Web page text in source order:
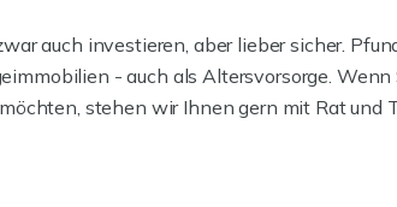
auch investieren, aber lieber sicher.
- auch als Altersvorsorge.
stehen wir Ihnen gern mit Rat und